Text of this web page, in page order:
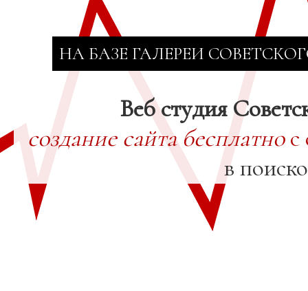
НА БАЗЕ ГАЛЕРЕИ
Веб студия
создание сайта бесплатнос
в